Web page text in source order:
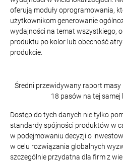
oferują moduły oprogramowania,
użytkownikom generowanie
wydajności na temat wszystkiego,
produktu po kolor lub obecność
produkcie.
Średni przewidywany raport masy
18 pasów na tej samej
Dostęp do tych danych nie tylko
standardy spójności produktów w
w podejmowaniu decyzji o
w celu rozwiązania globalnych
szczególnie przydatna dla firm z